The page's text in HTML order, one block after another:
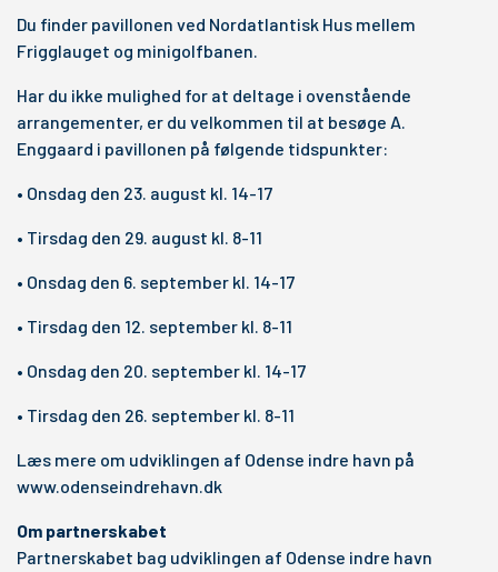
Du finder pavillonen ved Nordatlantisk Hus mellem
Frigglauget og minigolfbanen.
Har du ikke mulighed for at deltage i ovenstående
arrangementer, er du velkommen til at besøge A.
Enggaard i pavillonen på følgende tidspunkter:
• Onsdag den 23. august kl. 14-17
• Tirsdag den 29. august kl. 8-11
• Onsdag den 6. september kl. 14-17
• Tirsdag den 12. september kl. 8-11
• Onsdag den 20. september kl. 14-17
• Tirsdag den 26. september kl. 8-11
Læs mere om udviklingen af Odense indre havn på
www.odenseindrehavn.dk
Om partnerskabet
Partnerskabet bag udviklingen af Odense indre havn